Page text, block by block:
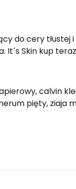
do cery
It´s Skin kup
calvin
pięty, ziaja